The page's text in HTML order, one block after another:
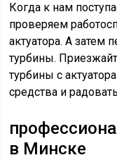
Когда к нам
проверяем
актуатора. А затем
турбины.
турбины с
средства и
в Минске